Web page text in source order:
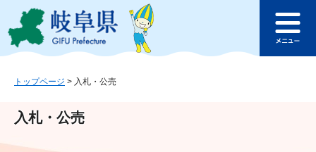
ジ
ュ
このページの本文へ
ュ
トップページ > 入札・公売
入札・公売